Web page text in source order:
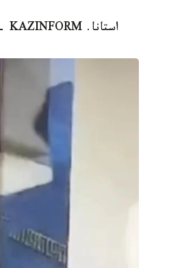
استانا. KAZINFORM - استانانىڭ مەشىتتەرىنىڭ بىرىندە قىمبات برەند كۇرتە ۇرلانعان.